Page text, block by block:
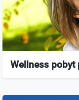
Wellness pobyt